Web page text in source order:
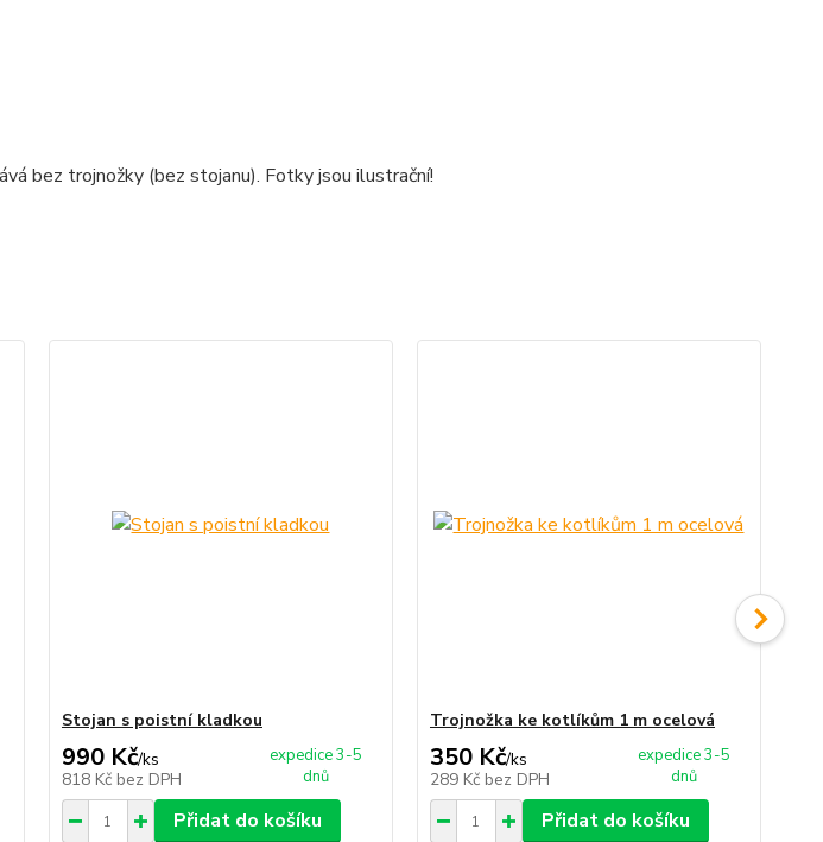
bez trojnožky (bez stojanu). Fotky jsou ilustrační!
Stojan s poistní kladkou
990 Kč/ks
818 Kč bez DPH
expedice 3-5
dnů
Přidat do košíku
Trojnožka ke kotlíkům 1 m ocelová
350 Kč/ks
289 Kč bez DPH
expedice 3-5
dnů
Přidat do košíku